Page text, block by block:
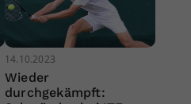
14.10.2023
Wieder
durchgekämpft: